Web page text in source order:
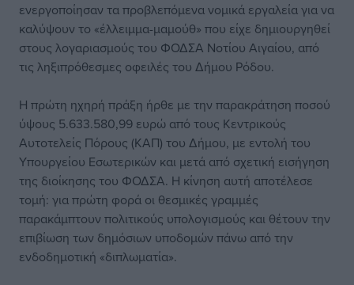
ενεργοποίησαν τα προβλεπόμενα νομικά εργαλεία για να
καλύψουν το «έλλειμμα-μαμούθ» που είχε δημιουργηθεί
στους λογαριασμούς του ΦΟΔΣΑ Νοτίου Αιγαίου, από
τις ληξιπρόθεσμες οφειλές του Δήμου Ρόδου.
Η πρώτη ηχηρή πράξη ήρθε με την παρακράτηση ποσού
ύψους 5.633.580,99 ευρώ από τους Κεντρικούς
Αυτοτελείς Πόρους (ΚΑΠ) του Δήμου, με εντολή του
Υπουργείου Εσωτερικών και μετά από σχετική εισήγηση
της διοίκησης του ΦΟΔΣΑ. Η κίνηση αυτή αποτέλεσε
τομή: για πρώτη φορά οι θεσμικές γραμμές
παρακάμπτουν πολιτικούς υπολογισμούς και θέτουν την
επιβίωση των δημόσιων υποδομών πάνω από την
ενδοδημοτική «διπλωματία».